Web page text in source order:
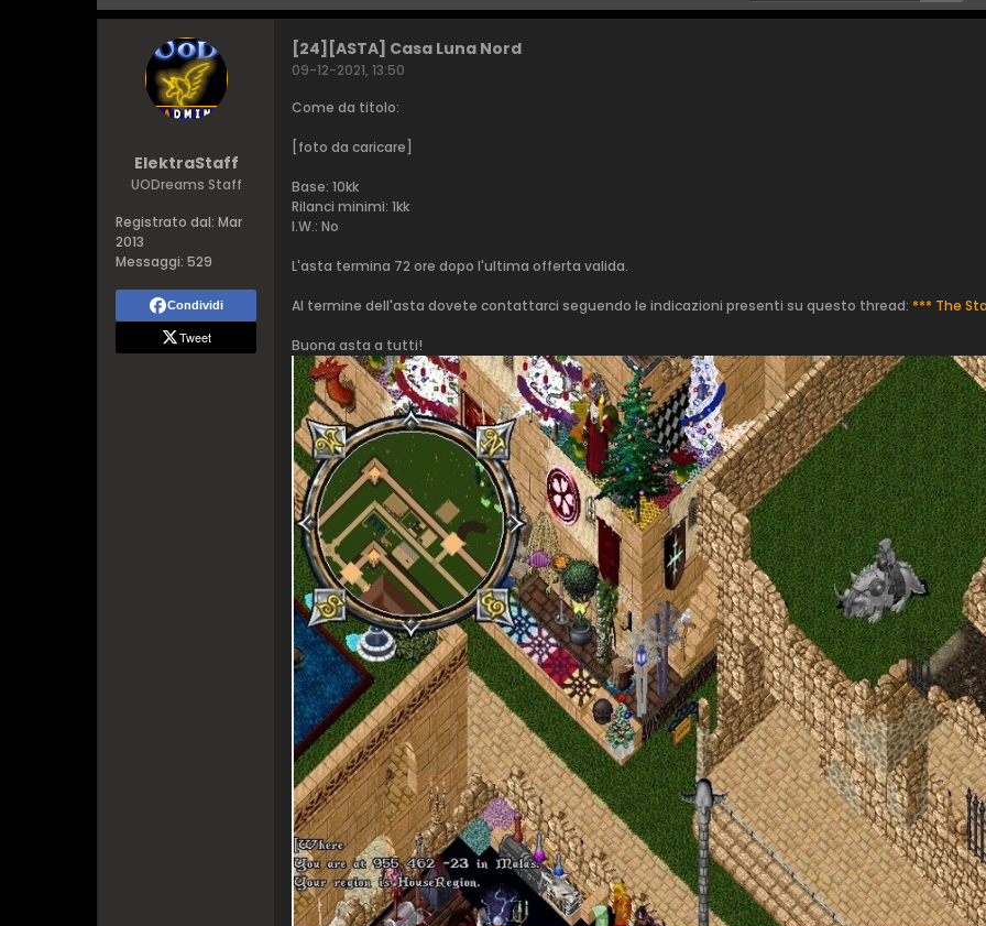
ElektraStaff
UODreams Staff
Registrato dal: Mar
2013
Messaggi: 529
Condividi
Tweet
[24][ASTA] Casa Luna Nord
09-12-2021, 13:50
Come da titolo:
​[foto da caricare]
Base: 10kk
Rilanci minimi: 1kk
I.W.: No
L'asta termina 72 ore dopo l'ultima offerta valida.
Al termine dell'asta dovete contattarci seguendo le indicazioni presenti su questo thread: *** The
Buona asta a tutti!